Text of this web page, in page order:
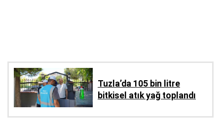
Tuzla’da 105 bin litre
bitkisel atık yağ toplandı